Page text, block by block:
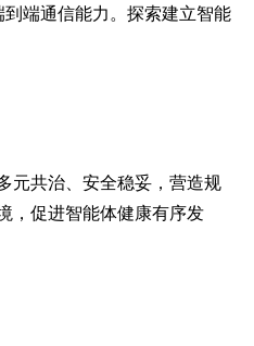
端通信能力。探索建立智能
元共治、安全稳妥，营造规
，促进智能体健康有序发